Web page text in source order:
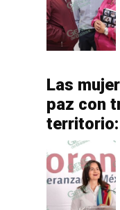
Las
paz con
territorio: